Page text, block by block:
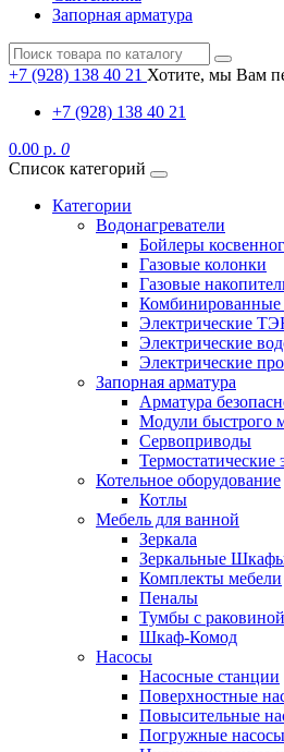
Запорная арматура
+7 (928) 138 40 21 Хотите, мы Вам
+7 (928) 138 40 21
0.00 р. 0
Список категорий
Категории
Водонагреватели
Бойлеры
Газовые колонки
Газовые
Комбинированные
Электрические
Электрические
Электрические
Запорная арматура
Арматура
Модули быстрого
Сервоприводы
Термостатические
Котельное оборудование
Котлы
Мебель для ванной
Зеркала
Зеркальные
Комплекты мебели
Пеналы
Тумбы с раковиной
Шкаф-Комод
Насосы
Насосные станции
Поверхностные
Повысительные
Погружные насосы